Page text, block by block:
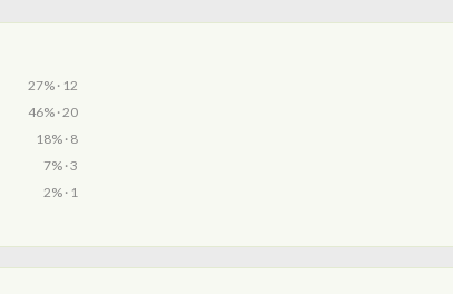
27% · 12
46% · 20
18% · 8
7% · 3
2% · 1